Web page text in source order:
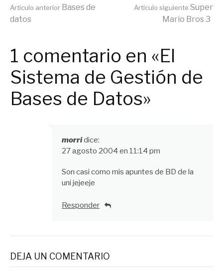
Seguir
leyendo
Artículo anterior Bases de
datos
Artículo siguiente Super
Mario Bros 3
1 comentario en «El
Sistema de Gestión de
Bases de Datos»
morridice:
27 agosto 2004 en 11:14 pm
Son casi como mis apuntes de BD de la
uni jejeeje
Responder
DEJA UN COMENTARIO